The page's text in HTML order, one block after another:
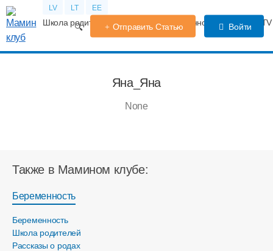
LV LT EE
Школа родителей Календарь беременности Форум
Отправить Статью Войти
Яна_Яна
None
Также в Мамином клубе:
Беременность
Беременность
Школа родителей
Рассказы о родах